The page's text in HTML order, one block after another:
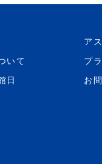
いて
日
ア
プ
お